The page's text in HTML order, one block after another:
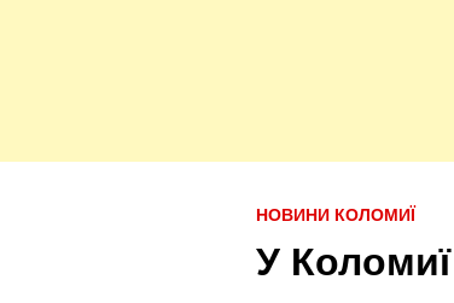
P
o
s
НОВИНИ КОЛОМИЇ
У